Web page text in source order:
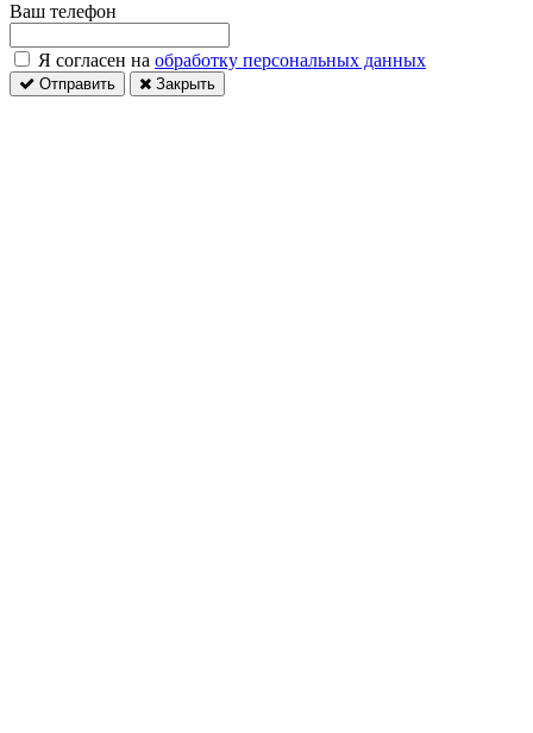
Ваш телефон
Я согласен на обработку персональных данных
Отправить Закрыть